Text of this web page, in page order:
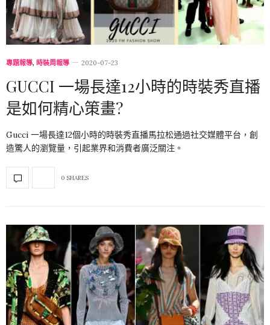
專題報導, 時裝周報導 2020-07-23
GUCCI 一場長達12小時的時裝秀直播
是如何精心策畫?
Gucci 一場長達12個小時的時裝秀直播馬拉松通過社交媒體平台，創
造驚人的瀏覽量，引起業界和消費者廣泛關注。
0 SHARES